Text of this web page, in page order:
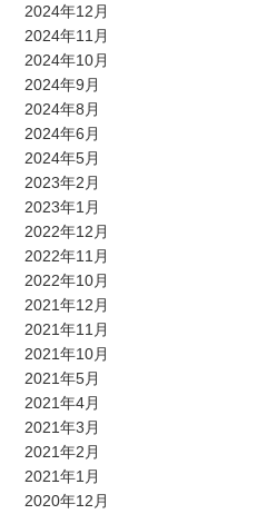
2024年12月
2024年11月
2024年10月
2024年9月
2024年8月
2024年6月
2024年5月
2023年2月
2023年1月
2022年12月
2022年11月
2022年10月
2021年12月
2021年11月
2021年10月
2021年5月
2021年4月
2021年3月
2021年2月
2021年1月
2020年12月